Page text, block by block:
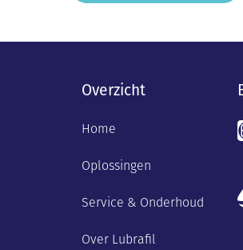
Overzicht
Home
Oplossingen
Service & Onderhoud
Over Lubrafil